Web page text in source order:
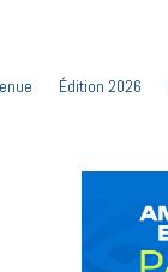
Édition 2026